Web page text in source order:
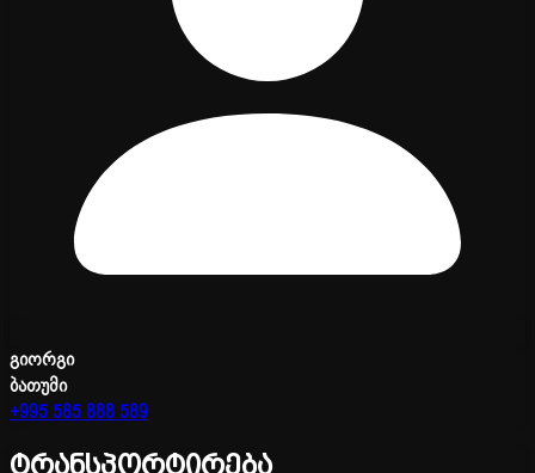
გიორგი
ბათუმი
+995 585 888 589
ტრანსპორტირება